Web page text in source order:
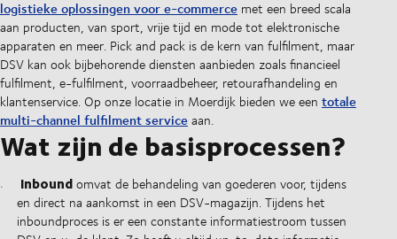
logistieke oplossingen voor e-commerce met een breed scala
aan producten, van sport, vrije tijd en mode tot elektronische
apparaten en meer. Pick and pack is de kern van fulfilment, maar
DSV kan ook bijbehorende diensten aanbieden zoals financieel
fulfilment, e-fulfilment, voorraadbeheer, retourafhandeling en
klantenservice. Op onze locatie in Moerdijk bieden we een totale
multi-channel fulfilment serviceaan.
Wat zijn de basisprocessen?
Inboundomvat de behandeling van goederen voor, tijdens
en direct na aankomst in een DSV-magazijn. Tijdens het
inboundproces is er een constante informatiestroom tussen